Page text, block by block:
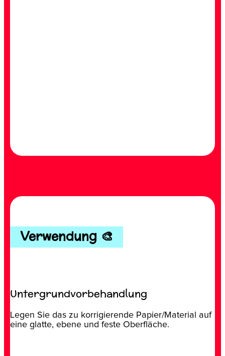
Verwendung 🎨
Untergrundvorbehandlung
Legen Sie das zu korrigierende Papier/Material auf
eine glatte, ebene und feste Oberfläche.